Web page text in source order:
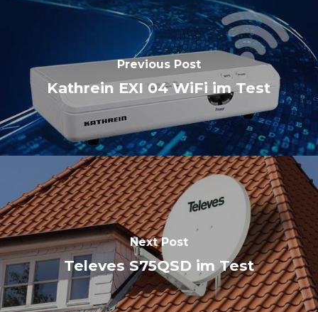
Previous Post
Kathrein EXI 04 WiFi im Test
Next Post
Televes S75QSD im Test